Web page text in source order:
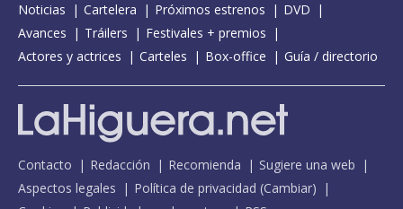
Noticias Cartelera Próximos estrenos
DVD
Avances
Tráilers
Festivales + premios
Actores y actrices
Carteles Box-office Guía / directorio
Contacto Redacción Recomienda
Sugiere una web
Aspectos legales
Política de privacidad (Cambiar)